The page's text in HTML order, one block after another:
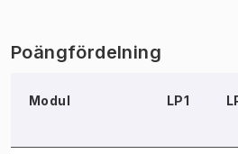
Poängfördelning
Modul LP1